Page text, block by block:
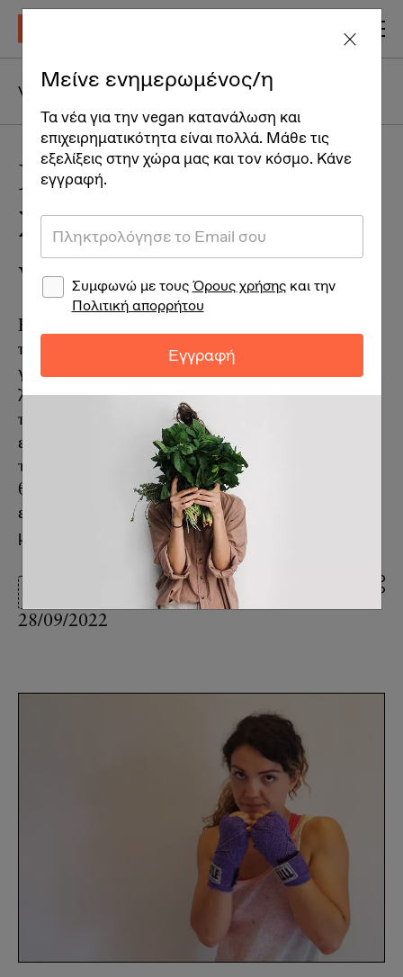
Vegan Life Άνθρωποι
Γεωργία Βαχανίδου –
Συνέντευξη με μία
vegan πρωταθλήτρια
Η Γεωργία Βαχανίδου είναι ένας άνθρωπος
που αρχικά σε συνεπαίρνει με το πάθος της
για την δράση και την άσκηση. Την γνωρίσαμε
λίγο περισσότερο, και καταλάβαμε ότι το
πάθος αυτό είναι μια στάση ζωής που έχει στο
επίκεντρό της την προσήλωση σε στόχους και
την αγάπη για την προσπάθεια, για όλα τα
θέματα. Φεύγουμε από αυτήν τη συζήτηση
εμπνευσμένοι για να θέτουμε στόχους και “να
μην το βάζουμε ποτέ κάτω”.
28/09/2022
Μείνε ενημερωμένος/η
Τα νέα για την vegan κατανάλωση και
επιχειρηματικότητα είναι πολλά. Μάθε τις
εξελίξεις στην χώρα μας και τον κόσμο. Κάνε
εγγραφή.
Συμφωνώ με τουςΌρους χρήσηςκαι την
Πολιτική απορρήτου
Εγγραφή